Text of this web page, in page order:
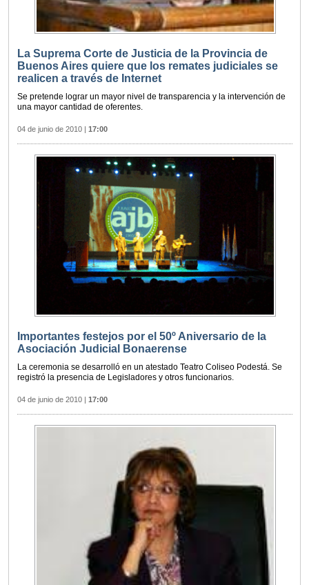
La Suprema Corte de Justicia de la Provincia de
Buenos Aires quiere que los remates judiciales se
realicen a través de Internet
Se pretende lograr un mayor nivel de transparencia y la intervención de
una mayor cantidad de oferentes.
04 de junio de 2010 | 17:00
Importantes festejos por el 50º Aniversario de la
Asociación Judicial Bonaerense
La ceremonia se desarrolló en un atestado Teatro Coliseo Podestá. Se
registró la presencia de Legisladores y otros funcionarios.
04 de junio de 2010 | 17:00